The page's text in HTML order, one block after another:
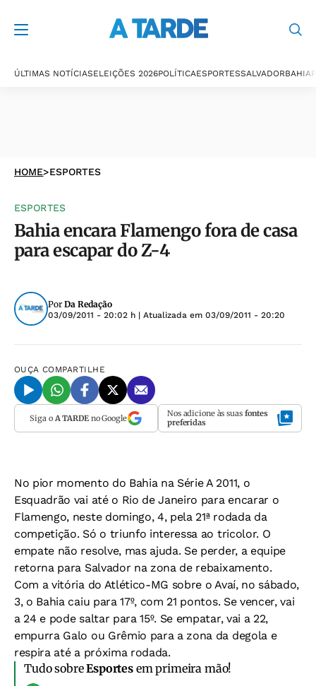
ÚLTIMAS NOTÍCIASELEIÇÕES 2026POLÍTICAESPORTESSALVADORBAHIA
HOME>ESPORTES
ESPORTES
Bahia encara Flamengo fora de casa
para escapar do Z-4
Por Da Redação
03/09/2011 - 20:02 h | Atualizada em 03/09/2011 - 20:20
OUÇA COMPARTILHE
Siga o A TARDEno Google Nos adicione às suas fontes
preferidas
No pior momento do Bahia na Série A 2011, o
Esquadrão vai até o Rio de Janeiro para encarar o
Flamengo, neste domingo, 4, pela 21ª rodada da
competição. Só o triunfo interessa ao tricolor. O
empate não resolve, mas ajuda. Se perder, a equipe
retorna para Salvador na zona de rebaixamento.
Com a vitória do Atlético-MG sobre o Avaí, no sábado,
3, o Bahia caiu para 17º, com 21 pontos. Se vencer, vai
a 24 e pode saltar para 15º. Se empatar, vai a 22,
empurra Galo ou Grêmio para a zona da degola e
respira até a próxima rodada.
Tudo sobreEsportesem primeira mão!